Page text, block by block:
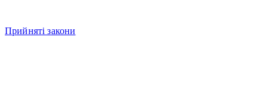
Прийняті закони